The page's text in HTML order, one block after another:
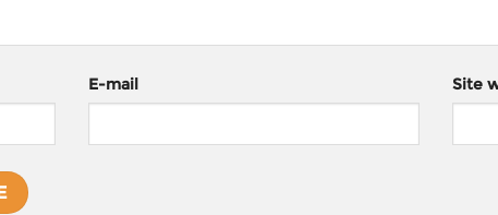
E-mail Site